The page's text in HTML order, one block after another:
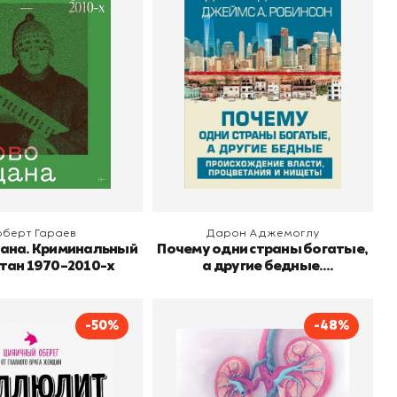
1970–2010-х
Роберт Гараев
Individuum
Гараев
Криминальный
1970–2010-х
богатые, а другие
бедные. Происхождение
власти, процветания и
нищеты
Издательство
В корзину
Дарон Аджемоглу
Почему одни страны богатые,
а другие бедные.
-50%
Циничный
главного врага
женщинКристина Фогацци
-48%
Хроническая болезнь
почек. Руководство для
практических врачей
Прохорович Елена